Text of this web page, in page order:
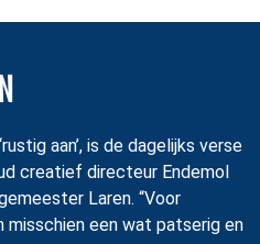
aan’, is de dagelijks verse
creatief directeur Endemol
Laren. “Voor
een wat patserig en